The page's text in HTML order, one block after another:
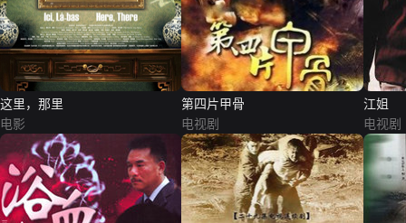
这里，那里
电影
第四片甲骨
电视剧
江姐
电视剧